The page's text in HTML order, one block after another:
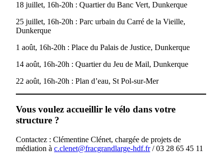
18 juillet, 16h-20h : Quartier du Banc Vert, Dunkerque
25 juillet, 16h-20h : Parc urbain du Carré de la Vieille,
Dunkerque
1 août, 16h-20h : Place du Palais de Justice, Dunkerque
14 août, 16h-20h : Quartier du Jeu de Mail, Dunkerque
22 août, 16h-20h : Plan d’eau, St Pol-sur-Mer
Vous voulez accueillir le vélo dans votre
structure ?
Contactez : Clémentine Clénet, chargée de projets de
médiation à c.clenet@fracgrandlarge-hdf.fr/ 03 28 65 45 11